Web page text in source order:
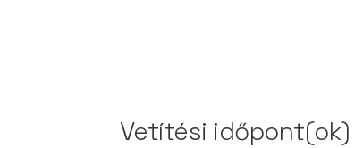
Vetítési időpont(ok)